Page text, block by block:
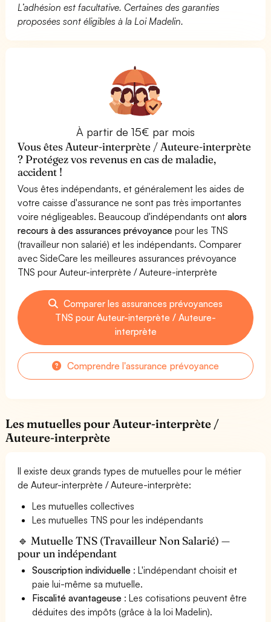
L’adhésion est facultative. Certaines des garanties
proposées sont éligibles à la Loi Madelin.
À partir de 15€ par mois
Vous êtes Auteur-interprète / Auteure-interprète
? Protégez vos revenus en cas de maladie,
accident !
Vous êtes indépendants, et généralement les aides de
votre caisse d'assurance ne sont pas très importantes
voire négligeables. Beaucoup d'indépendants ontalors
recours à des assurances prévoyance pour les TNS
(travailleur non salarié) et les indépendants. Comparer
avec SideCare les meilleures assurances prévoyance
TNS pour Auteur-interprète / Auteure-interprète
Comparer les assurances prévoyances
TNS pour Auteur-interprète / Auteure-
interprète
Comprendre l'assurance prévoyance
Les mutuelles pour Auteur-interprète /
Auteure-interprète
Il existe deux grands types de mutuelles pour le métier
de Auteur-interprète / Auteure-interprète:
Les mutuelles collectives
Les mutuelles TNS pour les indépendants
🔹 Mutuelle TNS (Travailleur Non Salarié) —
pour un indépendant
Souscription individuelle : L'indépendant choisit et
paie lui-même sa mutuelle.
Fiscalité avantageuse : Les cotisations peuvent être
déduites des impôts (grâce à la loi Madelin).